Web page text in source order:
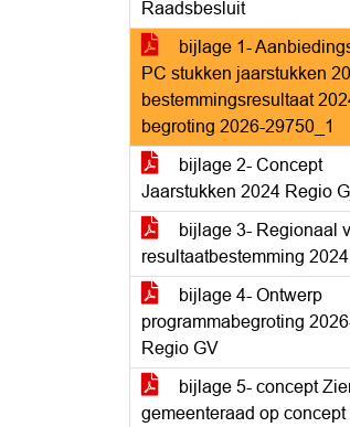
Raadsbesluit
bijlage 1-
PC stukken jaarstukken
bestemmingsresultaat
begroting 2026-29750_1
bijlage 2- Concept
Jaarstukken 2024 Regio
bijlage 3- Regionaal
resultaatbestemming 2024
bijlage 4- Ontwerp
programmabegroting
Regio GV
bijlage 5- concept
gemeenteraad op concept